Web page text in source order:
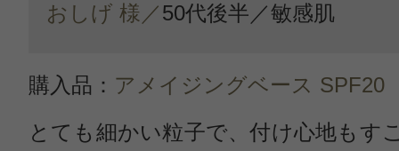
おしげ 様／50代後半／敏感肌
購入品： アメイジングベース SPF20
とても細かい粒子で、付け心地もす